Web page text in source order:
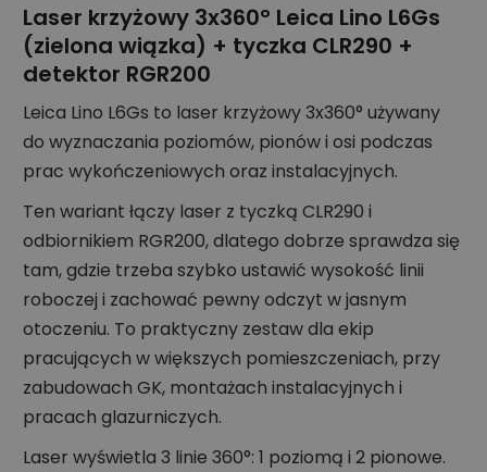
Laser krzyżowy 3x360° Leica Lino L6Gs
(zielona wiązka) + tyczka CLR290 +
detektor RGR200
Leica Lino L6Gs to laser krzyżowy 3x360° używany
do wyznaczania poziomów, pionów i osi podczas
prac wykończeniowych oraz instalacyjnych.
Ten wariant łączy laser z tyczką CLR290 i
odbiornikiem RGR200, dlatego dobrze sprawdza się
tam, gdzie trzeba szybko ustawić wysokość linii
roboczej i zachować pewny odczyt w jasnym
otoczeniu. To praktyczny zestaw dla ekip
pracujących w większych pomieszczeniach, przy
zabudowach GK, montażach instalacyjnych i
pracach glazurniczych.
Laser wyświetla 3 linie 360°: 1 poziomą i 2 pionowe.